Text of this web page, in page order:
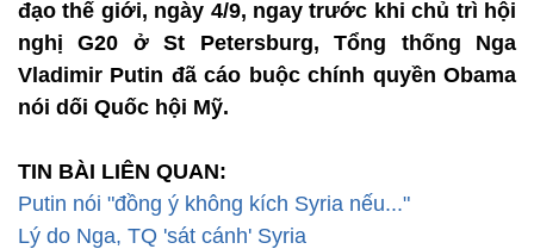
đạo thế giới, ngày 4/9, ngay trước khi chủ trì hội
nghị G20 ở St Petersburg, Tổng thống Nga
Vladimir Putin đã cáo buộc chính quyền Obama
nói dối Quốc hội Mỹ.
TIN BÀI LIÊN QUAN:
Putin nói "đồng ý không kích Syria nếu..."
Lý do Nga, TQ 'sát cánh' Syria